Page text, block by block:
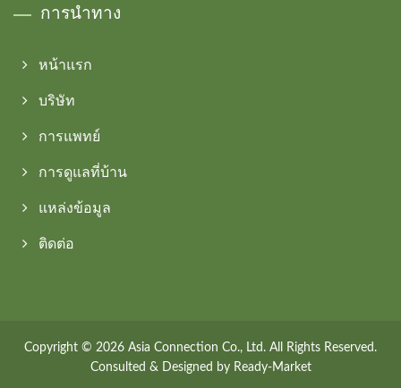
การนำทาง
หน้าแรก
บริษัท
การแพทย์
การดูแลที่บ้าน
แหล่งข้อมูล
ติดต่อ
Copyright © 2026 Asia Connection Co., Ltd. All Rights Reserved.
Consulted & Designed by Ready-Market